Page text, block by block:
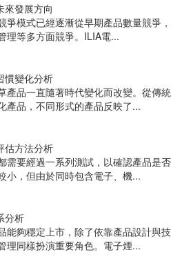
來發展方向
模式已經逐漸從早期產品數量競爭，
理等多方面競爭。ILIA電...
慣變化分析
產品一直隨著時代變化而改變。從傳統
產品，不同形式的產品反映了...
估方法分析
需要經過一系列測試，以確認產品是否
小，但由於同時包含電子、機...
分析
能夠穩定上市，除了依靠產品設計與技
理同樣扮演重要角色。電子煙...